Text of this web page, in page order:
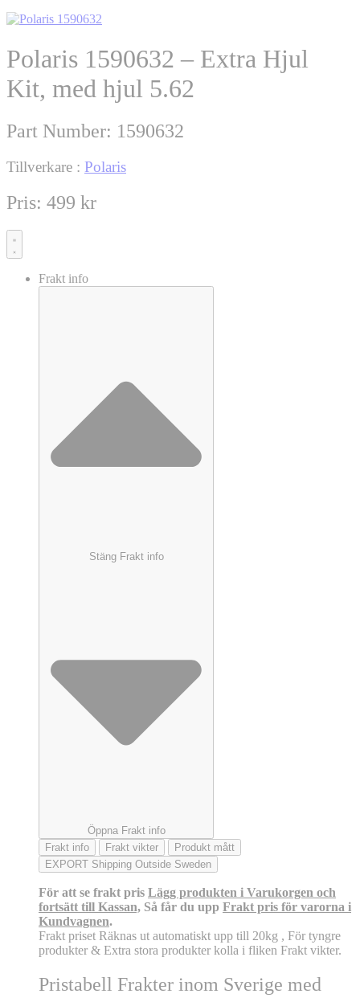
Polaris 1590632 – Extra Hjul
Kit, med hjul 5.62
Part Number: 1590632
Tillverkare : Polaris
Pris: 499 kr
Frakt info
Stäng Frakt info
Öppna Frakt info
Frakt info
Frakt vikter
Produkt mått
EXPORT Shipping Outside Sweden
För att se frakt pris Lägg produkten i Varukorgen och
fortsätt till Kassan, Så får du upp Frakt pris för varorna i
Kundvagnen.
Frakt priset Räknas ut automatiskt upp till 20kg , För tyngre
produkter & Extra stora produkter kolla i fliken Frakt vikter.
Pristabell Frakter inom Sverige med